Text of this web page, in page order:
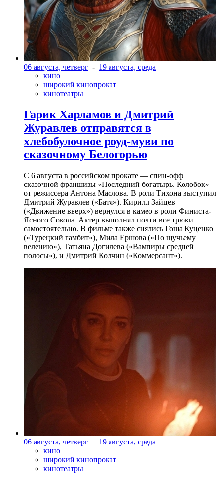
06 августа, четверг - 19 августа, среда
кино
широкий кинопрокат
кинотеатры
Гарик Харламов и Дмитрий
Журавлев отправятся в
хлебобулочное роуд-муви по
сказочному Белогорью
С 6 августа в российском прокате — спин-офф
сказочной франшизы «Последний богатырь. Колобок»
от режиссера Антона Маслова. В роли Тихона выступил
Дмитрий Журавлев («Батя»). Кирилл Зайцев
(«Движение вверх») вернулся в камео в роли Финиста-
Ясного Сокола. Актер выполнял почти все трюки
самостоятельно. В фильме также снялись Гоша Куценко
(«Турецкий гамбит»), Мила Ершова («По щучьему
велению»), Татьяна Догилева («Вампиры средней
полосы»), и Дмитрий Колчин («Коммерсант»).
06 августа, четверг - 19 августа, среда
кино
широкий кинопрокат
кинотеатры